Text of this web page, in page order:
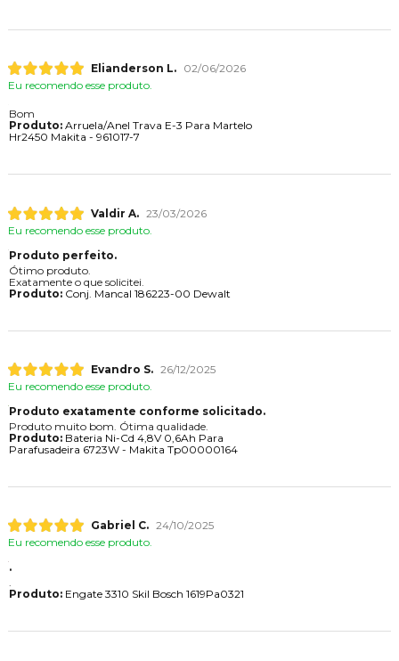
Elianderson L.
02/06/2026
Eu recomendo esse produto.
Bom
Produto:Arruela/Anel Trava E-3 Para Martelo
Hr2450 Makita - 961017-7
Valdir A. 23/03/2026
Eu recomendo esse produto.
Produto perfeito.
Ótimo produto.
Exatamente o que solicitei.
Produto:Conj. Mancal 186223-00 Dewalt
Evandro S. 26/12/2025
Eu recomendo esse produto.
Produto exatamente conforme solicitado.
Produto muito bom. Ótima qualidade.
Produto:Bateria Ni-Cd 4,8V 0,6Ah Para
Parafusadeira 6723W - Makita Tp00000164
Gabriel C. 24/10/2025
Eu recomendo esse produto.
.
.
Produto:Engate 3310 Skil Bosch 1619Pa0321